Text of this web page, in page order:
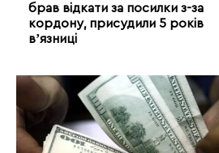
брав відкати за посилки з-за
кордону, присудили 5 років
вʼязниці